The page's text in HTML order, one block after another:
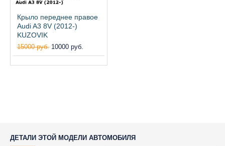
Крыло переднее правое
Audi A3 8V (2012-)
KUZOVIK
15000 руб. 10000 руб.
ДЕТАЛИ ЭТОЙ МОДЕЛИ АВТОМОБИЛЯ